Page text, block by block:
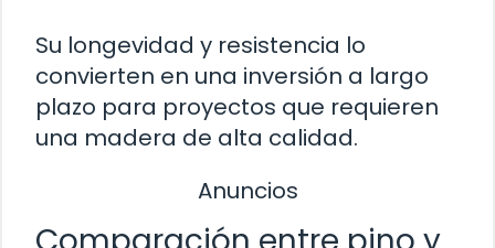
Su longevidad y resistencia lo
convierten en una inversión a largo
plazo para proyectos que requieren
una madera de alta calidad.
Anuncios